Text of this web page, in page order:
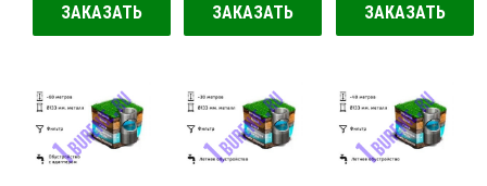
ЗАКАЗАТЬ ЗАКАЗАТЬ ЗАКАЗАТЬ